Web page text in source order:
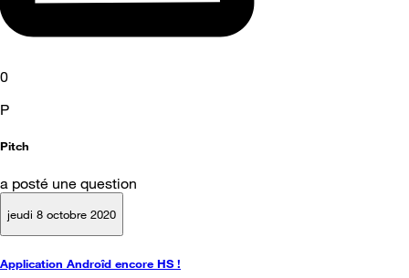
0
P
Pitch
a posté une question
jeudi 8 octobre 2020
Application Androîd encore HS !